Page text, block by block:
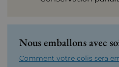
Nous emballons avec
Comment votre colis sera